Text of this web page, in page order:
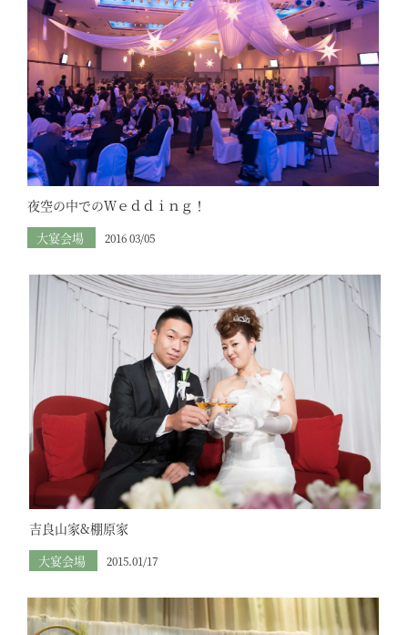
夜空の中でのＷｅｄｄｉｎｇ！
大宴会場 2016 03/05
吉良山家&棚原家
大宴会場 2015.01/17